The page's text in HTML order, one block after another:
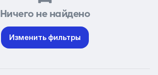
Ничего не найдено
Изменить фильтры